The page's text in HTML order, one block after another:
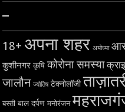
–
18+ अपना शहर अयोध्या
कुशीनगर कृषि कोरोना समस्या
जालौन ज्योतिष टेक्नोलॉजी
बस्ती बाल दर्पण मनोरंजन